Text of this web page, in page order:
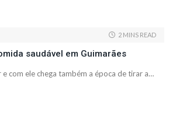
2 MINS READ
saudável em Guimarães
e com ele chega também a época de tirar a…